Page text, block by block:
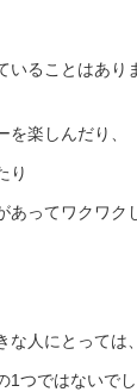
いることはあり
楽しんだり、
り
あってワクワク
人にとっては、
1つではないで